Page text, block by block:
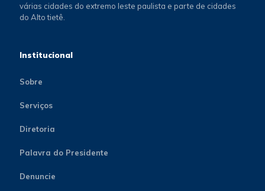
várias cidades do extremo leste paulista e parte de cidades
do Alto tietê.
Institucional
Sobre
Serviços
Diretoria
Palavra do Presidente
Denuncie